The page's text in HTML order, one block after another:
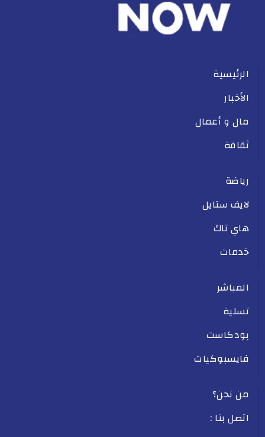
الرئيسية
الأخبار
مال و أعمال
ثقافة
رياضة
لايف ستايل
هاي تاك
خدمات
المباشر
تسلية
بودكاست
فايسبوكيات
من نحن؟
اتصل بنا :